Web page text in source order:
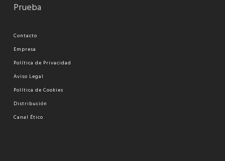
Prueba
Contacto
Empresa
Política de Privacidad
Aviso Legal
Política de Cookies
Distribución
Canal Ético